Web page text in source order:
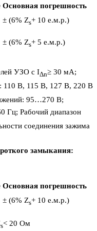
Основная погрешность
± (6% Zs+ 10 е.м.р.)
± (6% Zs+ 5 е.м.р.)
УЗО с IΔn≥ 30 мA;
: 110 В, 115 В, 127 В, 220 В,
95…270 В;
Гц; Рабочий диапазон
соединения зажима
замыкания:
Основная погрешность
± (6% Zs+ 10 е.м.р.)
s< 20 Ом